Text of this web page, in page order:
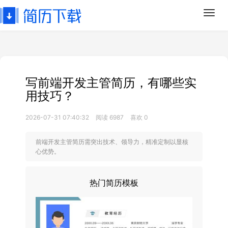
写前端开发主管简历，有哪些实
用技巧？
2026-07-31 07:40:32 阅读 6987 喜欢 0
前端开发主管简历需突出技术、领导力，精准定制以显核
心优势。
热门简历模板